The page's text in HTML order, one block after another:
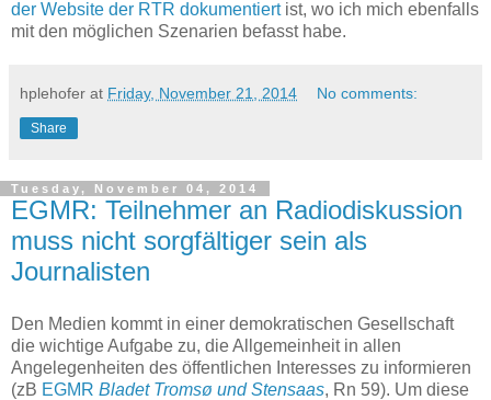
der Website der RTR dokumentiertist, wo ich mich ebenfalls
mit den möglichen Szenarien befasst habe.
hplehofer at Friday, November 21, 2014 No comments:
Share
Tuesday, November 04, 2014
EGMR: Teilnehmer an Radiodiskussion
muss nicht sorgfältiger sein als
Journalisten
Den Medien kommt in einer demokratischen Gesellschaft
die wichtige Aufgabe zu, die Allgemeinheit in allen
Angelegenheiten des öffentlichen Interesses zu informieren
(zB EGMR Bladet Tromsø und Stensaas, Rn 59). Um diese